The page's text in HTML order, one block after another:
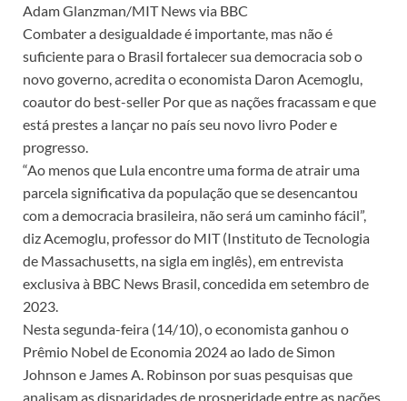
Adam Glanzman/MIT News via BBC
Combater a desigualdade é importante, mas não é
suficiente para o Brasil fortalecer sua democracia sob o
novo governo, acredita o economista Daron Acemoglu,
coautor do best-seller Por que as nações fracassam e que
está prestes a lançar no país seu novo livro Poder e
progresso.
“Ao menos que Lula encontre uma forma de atrair uma
parcela significativa da população que se desencantou
com a democracia brasileira, não será um caminho fácil”,
diz Acemoglu, professor do MIT (Instituto de Tecnologia
de Massachusetts, na sigla em inglês), em entrevista
exclusiva à BBC News Brasil, concedida em setembro de
2023.
Nesta segunda-feira (14/10), o economista ganhou o
Prêmio Nobel de Economia 2024 ao lado de Simon
Johnson e James A. Robinson por suas pesquisas que
analisam as disparidades de prosperidade entre as nações.